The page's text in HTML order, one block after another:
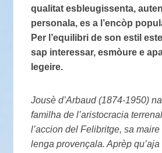
qualitat esbleugissenta,
personala, es a l’encòp
Per l’equilibri de son estil
sap interessar, esmòure e
legeire.
Jousè d’Arbaud (1874-1950)
familha de l’aristocracia
l’accion del Felibritge, sa
lenga provençala. Aprèp